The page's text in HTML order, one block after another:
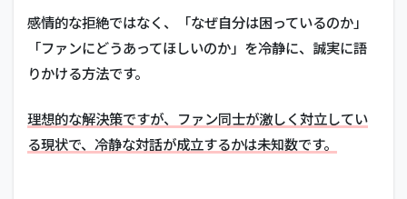
感情的な拒絶ではなく、「なぜ自分は困っているのか」
「ファンにどうあってほしいのか」を冷静に、誠実に語
りかける方法です。
理想的な解決策ですが、ファン同士が激しく対立してい
る現状で、冷静な対話が成立するかは未知数です。